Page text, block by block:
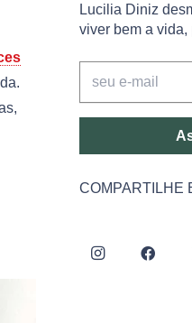
Lucilia Diniz
viver bem a vida,
COMPARTILHE